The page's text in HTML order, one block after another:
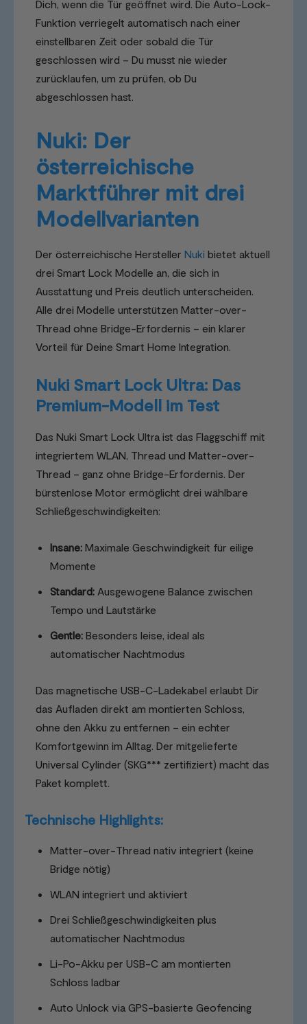
Dich, wenn die Tür geöffnet wird. Die Auto-Lock-
Funktion verriegelt automatisch nach einer
einstellbaren Zeit oder sobald die Tür
geschlossen wird – Du musst nie wieder
zurücklaufen, um zu prüfen, ob Du
abgeschlossen hast.
Nuki: Der
österreichische
Marktführer mit drei
Modellvarianten
Der österreichische Hersteller Nuki bietet aktuell
drei Smart Lock Modelle an, die sich in
Ausstattung und Preis deutlich unterscheiden.
Alle drei Modelle unterstützen Matter-over-
Thread ohne Bridge-Erfordernis – ein klarer
Vorteil für Deine Smart Home Integration.
Nuki Smart Lock Ultra: Das
Premium-Modell im Test
Das Nuki Smart Lock Ultra ist das Flaggschiff mit
integriertem WLAN, Thread und Matter-over-
Thread – ganz ohne Bridge-Erfordernis. Der
bürstenlose Motor ermöglicht drei wählbare
Schließgeschwindigkeiten:
Insane: Maximale Geschwindigkeit für eilige
Momente
Standard: Ausgewogene Balance zwischen
Tempo und Lautstärke
Gentle: Besonders leise, ideal als
automatischer Nachtmodus
Das magnetische USB-C-Ladekabel erlaubt Dir
das Aufladen direkt am montierten Schloss,
ohne den Akku zu entfernen – ein echter
Komfortgewinn im Alltag. Der mitgelieferte
Universal Cylinder (SKG*** zertifiziert) macht das
Paket komplett.
Technische Highlights:
Matter-over-Thread nativ integriert (keine
Bridge nötig)
WLAN integriert und aktiviert
Drei Schließgeschwindigkeiten plus
automatischer Nachtmodus
Li-Po-Akku per USB-C am montierten
Schloss ladbar
Auto Unlock via GPS-basierte Geofencing